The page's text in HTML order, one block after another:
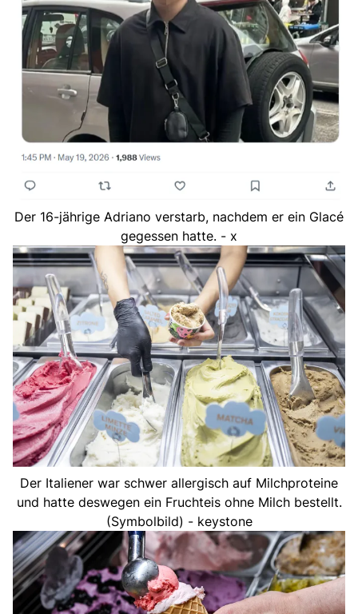
Der 16-jährige Adriano verstarb, nachdem er ein Glacé
gegessen hatte. - x
Der Italiener war schwer allergisch auf Milchproteine
und hatte deswegen ein Fruchteis ohne Milch bestellt.
(Symbolbild) - keystone